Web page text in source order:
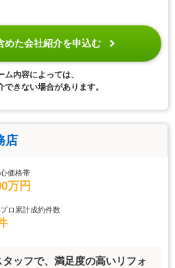
めた会社紹介を申込む
内容によっては、
できない場合があります。
店
価格帯
万円
ロ累計成約件数
ッフで、満足度の高いリフォ